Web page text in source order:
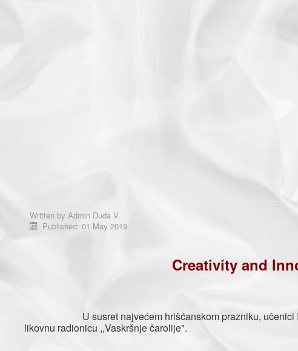
Written by Admin Duda V.
Published: 01 May 2019
Creativity and
U susret najvećem hrišćanskom prazniku,
likovnu radionicu ,,Vaskršnje čarolije".
Aleksandra